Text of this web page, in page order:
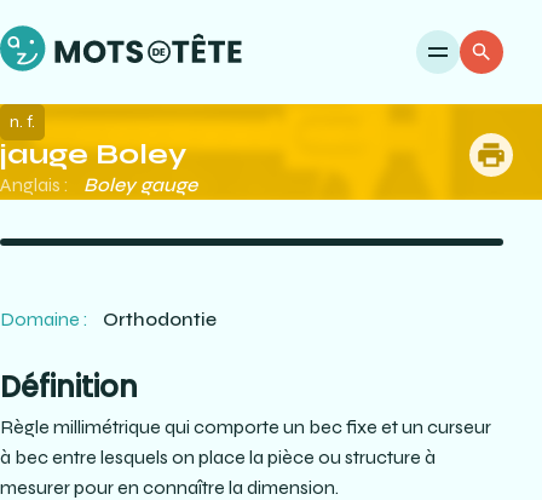
jauge Boley
n. f.
Anglais : Boley gauge
Domaine : Orthodontie
Définition
Règle millimétrique qui comporte un bec fixe et un curseur
à bec entre lesquels on place la pièce ou structure à
mesurer pour en connaître la dimension.